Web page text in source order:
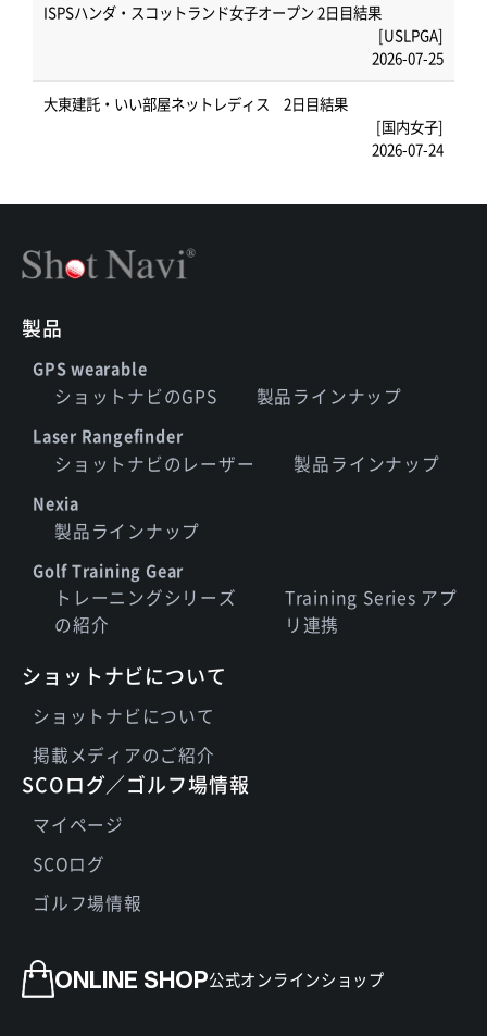
ISPSハンダ・スコットランド女子オープン 2日目結果
[USLPGA]
2026-07-25
大東建託・いい部屋ネットレディス 2日目結果
[国内女子]
2026-07-24
ONLINE SHOP公式オンラインショップ
製品
GPS wearable
ショットナビのGPS 製品ラインナップ
Laser Rangefinder
ショットナビのレーザー 製品ラインナップ
Nexia
製品ラインナップ
Golf Training Gear
トレーニングシリーズ
の紹介
Training Series アプ
リ連携
ショットナビについて
ショットナビについて
掲載メディアのご紹介
SCOログ／ゴルフ場情報
マイページ
SCOログ
ゴルフ場情報